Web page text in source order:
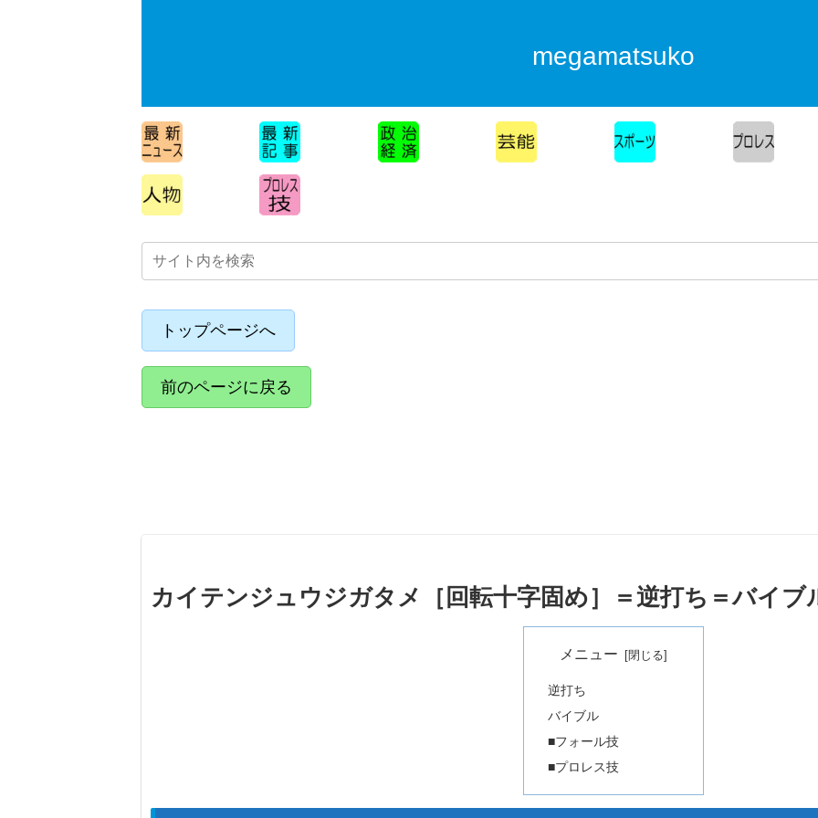
megamatsuko
トップページへ
前のページに戻る
カイテンジュウジガタメ［回転十字固め］＝逆打ち＝バイブ
メニュー
逆打ち
バイブル
■フォール技
■プロレス技